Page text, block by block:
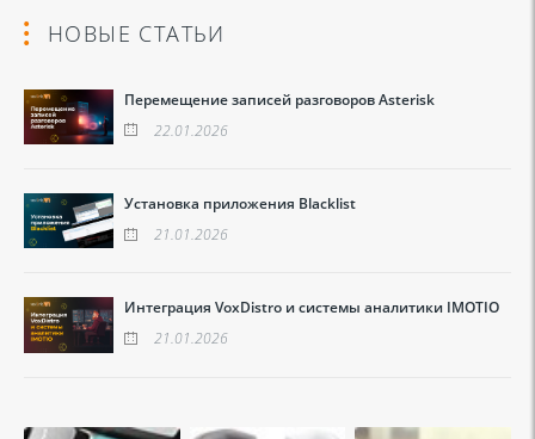
НОВЫЕ СТАТЬИ
Перемещение записей разговоров Asterisk
22.01.2026
Установка приложения Blacklist
21.01.2026
Интеграция VoxDistro и системы аналитики IMOTIO
21.01.2026